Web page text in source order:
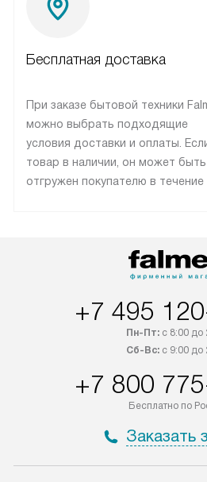
Бесплатная доставка
При заказе бытовой техники
можно выбрать подходящие
условия доставки и оплаты.
товар в наличии, он может быть
отгружен покупателю в течение
оплачивается дополнительно.
Возможна доставка товаров по
+7 495
Пн-Пт:с 8:00 до
Сб-Вс:с 9:00 до
+7 800
Бесплатно по
Заказать